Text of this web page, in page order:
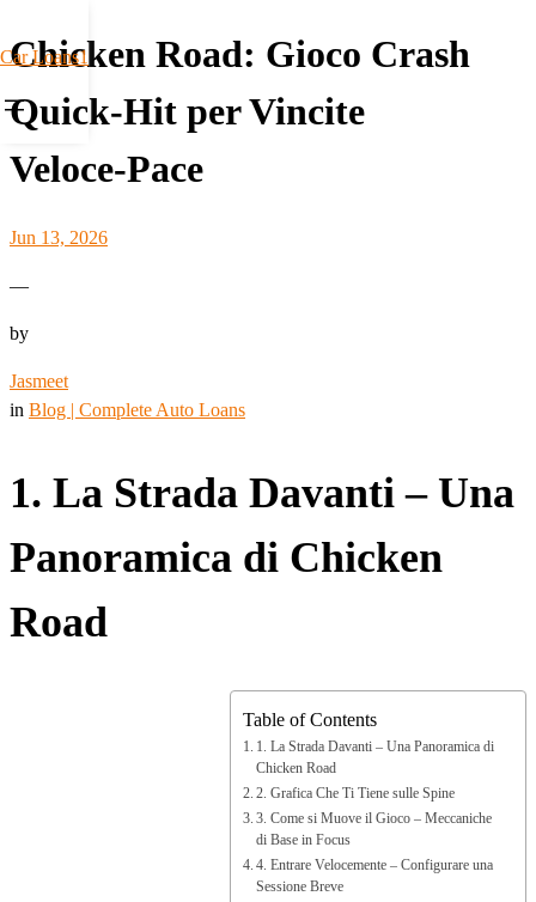
Car Loans1
Chicken Road: Gioco Crash
Quick‑Hit per Vincite
Veloce‑Pace
Jun 13, 2026
—
by
Jasmeet
in Blog | Complete Auto Loans
1. La Strada Davanti – Una
Panoramica di Chicken
Road
Table of Contents
1. La Strada Davanti – Una Panoramica di
Chicken Road
2. Grafica Che Ti Tiene sulle Spine
3. Come si Muove il Gioco – Meccaniche
di Base in Focus
4. Entrare Velocemente – Configurare una
Sessione Breve